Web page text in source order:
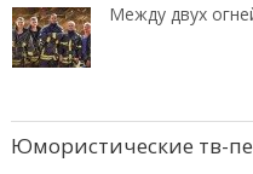
Между двух
Юмористические тв-